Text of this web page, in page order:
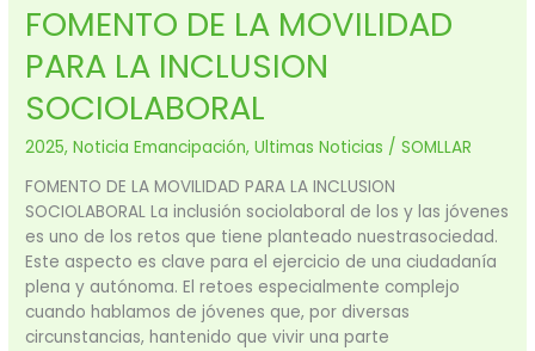
FOMENTO DE LA MOVILIDAD
PARA LA INCLUSION
SOCIOLABORAL
2025,Noticia Emancipación,Ultimas Noticias /SOMLLAR
FOMENTO DE LA MOVILIDAD PARA LA INCLUSION
SOCIOLABORAL La inclusión sociolaboral de los y las jóvenes
es uno de los retos que tiene planteado nuestrasociedad.
Este aspecto es clave para el ejercicio de una ciudadanía
plena y autónoma. El retoes especialmente complejo
cuando hablamos de jóvenes que, por diversas
circunstancias, hantenido que vivir una parte
LA
MOVILIDAD
PARA
INCLUSION
SOCIOLABORAL